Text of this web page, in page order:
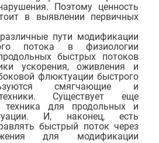
Поэтому ценность
в выявлении первичных
пути модификации
потока в физиологии
быстрых потоков
ускорения, оживления и
флюктуации быстрого
смягчающие и
Существует еще
техника для продольных и
И, наконец, есть
быстрый поток через
для модификации